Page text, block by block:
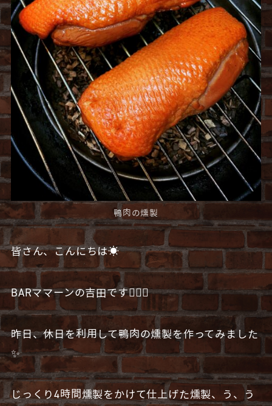
鴨肉の燻製
皆さん、こんにちは☀️
BARママーンの吉田です🧔🏻‍♂️
昨日、休日を利用して鴨肉の燻製を作ってみました
✨
じっくり4時間燻製をかけて仕上げた燻製、う、う